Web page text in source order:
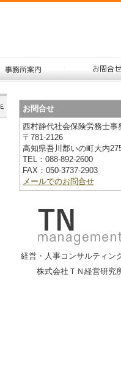
お問合せ
西村静代社会保険労務士事
〒781-2126
高知県吾川郡いの町大内
TEL：088-892-2600
FAX：050-3737-2903
メールでのお問合せ
経営・人事コンサルティン
株式会社ＴＮ経営研究